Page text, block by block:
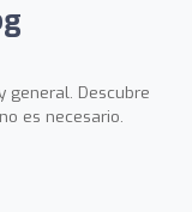
general. Descubre
es necesario.